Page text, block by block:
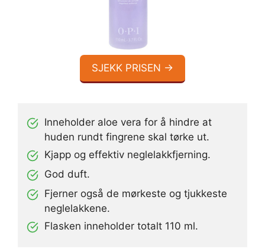
SJEKK PRISEN →
Inneholder aloe vera for å hindre at
huden rundt fingrene skal tørke ut.
Kjapp og effektiv neglelakkfjerning.
God duft.
Fjerner også de mørkeste og tjukkeste
neglelakkene.
Flasken inneholder totalt 110 ml.